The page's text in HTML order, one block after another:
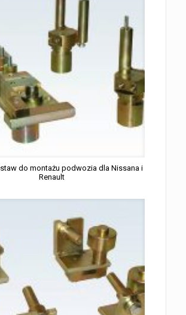
do montażu podwozia dla Nissana i
Renault